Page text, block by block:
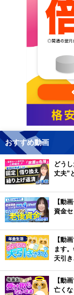
おすすめ動画
どう
丈夫”
【動
資金
【動
ます
天引
【動
亡く